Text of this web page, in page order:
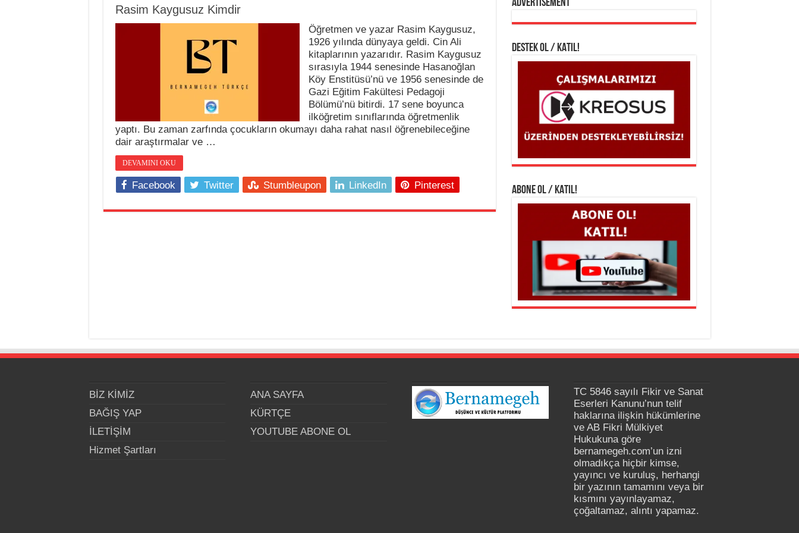
Rasim Kaygusuz Kimdir
Öğretmen ve yazar Rasim Kaygusuz,
1926 yılında dünyaya geldi. Cin Ali
kitaplarının yazarıdır. Rasim Kaygusuz
sırasıyla 1944 senesinde Hasanoğlan
Köy Enstitüsü’nü ve 1956 senesinde de
Gazi Eğitim Fakültesi Pedagoji
Bölümü’nü bitirdi. 17 sene boyunca
ilköğretim sınıflarında öğretmenlik
yaptı. Bu zaman zarfında çocukların okumayı daha rahat nasıl öğrenebileceğine
dair araştırmalar ve …
DEVAMINI OKU
Facebook Twitter Stumbleupon LinkedIn Pinterest
Advertisement
DESTEK OL / KATIL!
ABONE OL / KATIL!
BİZ KİMİZ
BAĞIŞ YAP
İLETİŞİM
Hizmet Şartları
ANA SAYFA
KÜRTÇE
YOUTUBE ABONE OL
TC 5846 sayılı Fikir ve Sanat
Eserleri Kanunu’nun telif
haklarına ilişkin hükümlerine
ve AB Fikri Mülkiyet
Hukukuna göre
bernamegeh.com’un izni
olmadıkça hiçbir kimse,
yayıncı ve kuruluş, herhangi
bir yazının tamamını veya bir
kısmını yayınlayamaz,
çoğaltamaz, alıntı yapamaz.